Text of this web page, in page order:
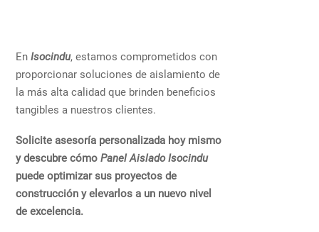
EnIsocindu, estamos comprometidos con
proporcionar soluciones de aislamiento de
la más alta calidad que brinden beneficios
tangibles a nuestros clientes.
Solicite asesoría personalizada hoy mismo
y descubre cómoPanel Aislado Isocindu
puede optimizar sus proyectos de
construcción y elevarlos a un nuevo nivel
de excelencia.